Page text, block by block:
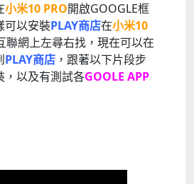
小米10 PRO開啟GOOGLE框
可以安裝PLAY商店在小米10
聯網上左尋右找，現在可以在
PLAY商店 ，跟著以下片段步
，以及有測試各GOOLE APP